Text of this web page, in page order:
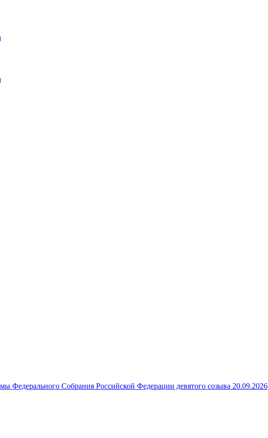
Федерального Собрания Российской Федерации девятого созыва 20.09.2026